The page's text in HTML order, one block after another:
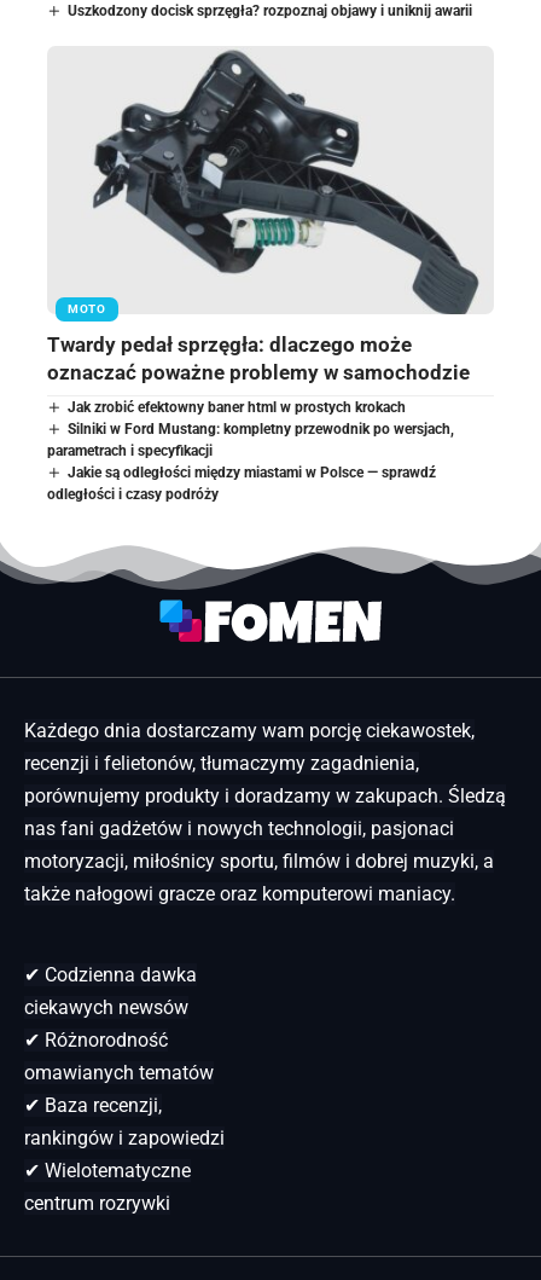
Uszkodzony docisk sprzęgła? rozpoznaj objawy i uniknij awarii
MOTO
Twardy pedał sprzęgła: dlaczego może
oznaczać poważne problemy w samochodzie
Jak zrobić efektowny baner html w prostych krokach
Silniki w Ford Mustang: kompletny przewodnik po wersjach,
parametrach i specyfikacji
Jakie są odległości między miastami w Polsce — sprawdź
odległości i czasy podróży
Każdego dnia dostarczamy wam porcję ciekawostek,
recenzji i felietonów, tłumaczymy zagadnienia,
porównujemy produkty i doradzamy w zakupach. Śledzą
nas fani gadżetów i nowych technologii, pasjonaci
motoryzacji, miłośnicy sportu, filmów i dobrej muzyki, a
także nałogowi gracze oraz komputerowi maniacy.
✔ Codzienna dawka
ciekawych newsów
✔ Różnorodność
omawianych tematów
✔ Baza recenzji,
rankingów i zapowiedzi
✔ Wielotematyczne
centrum rozrywki